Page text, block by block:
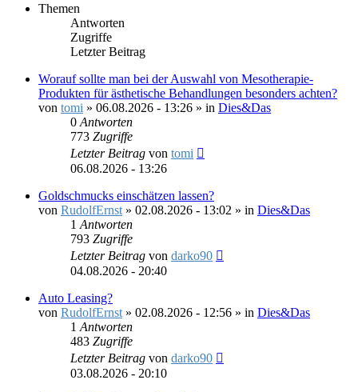
Themen
Antworten
Zugriffe
Letzter Beitrag
Worauf sollte man bei der Auswahl von Mesotherapie-
Produkten für ästhetische Behandlungen besonders achten?
von tomi » 06.08.2026 - 13:26 » in Dies&Das
0 Antworten
773 Zugriffe
Letzter Beitrag von tomi
06.08.2026 - 13:26
Goldschmucks einschätzen lassen?
von RudolfErnst » 02.08.2026 - 13:02 » in Dies&Das
1 Antworten
793 Zugriffe
Letzter Beitrag von darko90
04.08.2026 - 20:40
Auto Leasing?
von RudolfErnst » 02.08.2026 - 12:56 » in Dies&Das
1 Antworten
483 Zugriffe
Letzter Beitrag von darko90
03.08.2026 - 20:10